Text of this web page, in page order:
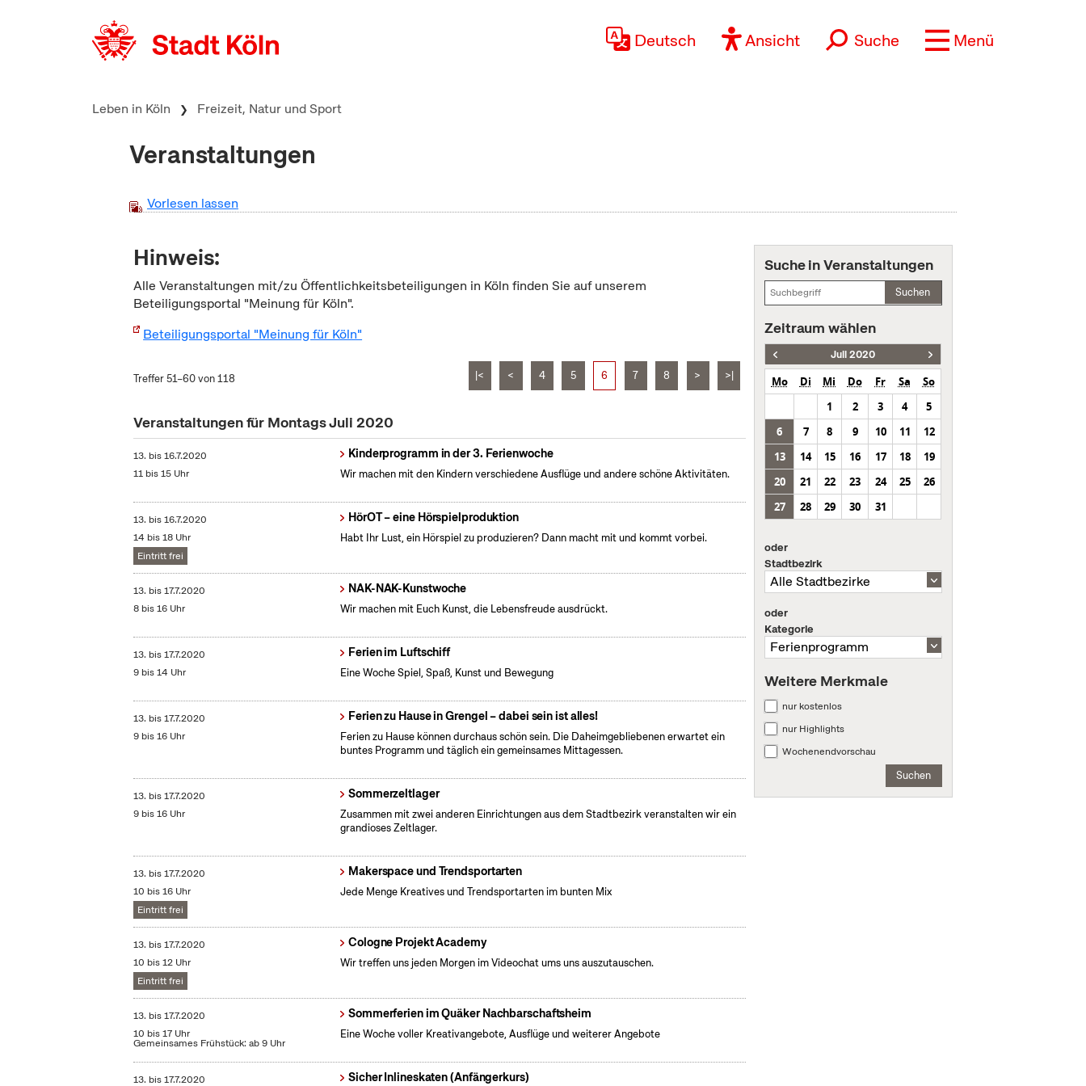
Deutsch Ansicht Suche Menü
Leben in Köln Freizeit, Natur und Sport
Veranstaltungen
Vorlesen lassen
Hinweis:
Alle Veranstaltungen mit/zu Öffentlichkeitsbeteiligungen in Köln finden Sie auf unserem
Beteiligungsportal "Meinung für Köln".
Beteiligungsportal "Meinung für Köln"
Treffer 51–60 von 118 |< < 4 5 6 7 8 > >|
Veranstaltungen für Montags Juli 2020
13. bis16.7.2020
11 bis 15 Uhr
Kinderprogramm in der 3. Ferienwoche
Wir machen mit den Kindern verschiedene Ausflüge und andere schöne Aktivitäten.
13. bis16.7.2020
14 bis 18 Uhr
Eintritt frei
HörOT – eine Hörspielproduktion
Habt Ihr Lust, ein Hörspiel zu produzieren? Dann macht mit und kommt vorbei.
13. bis17.7.2020
8 bis 16 Uhr
NAK-NAK-Kunstwoche
Wir machen mit Euch Kunst, die Lebensfreude ausdrückt.
13. bis17.7.2020
9 bis 14 Uhr
Ferien im Luftschiff
Eine Woche Spiel, Spaß, Kunst und Bewegung
13. bis17.7.2020
9 bis 16 Uhr
Ferien zu Hause in Grengel – dabei sein ist alles!
Ferien zu Hause können durchaus schön sein. Die Daheimgebliebenen erwartet ein
buntes Programm und täglich ein gemeinsames Mittagessen.
13. bis17.7.2020
9 bis 16 Uhr
Sommerzeltlager
Zusammen mit zwei anderen Einrichtungen aus dem Stadtbezirk veranstalten wir ein
grandioses Zeltlager.
13. bis17.7.2020
10 bis 16 Uhr
Eintritt frei
Makerspace und Trendsportarten
Jede Menge Kreatives und Trendsportarten im bunten Mix
13. bis17.7.2020
10 bis 12 Uhr
Eintritt frei
Cologne Projekt Academy
Wir treffen uns jeden Morgen im Videochat ums uns auszutauschen.
13. bis17.7.2020
10 bis 17 Uhr
Gemeinsames Frühstück: ab 9 Uhr
Sommerferien im Quäker Nachbarschaftsheim
Eine Woche voller Kreativangebote, Ausflüge und weiterer Angebote
13. bis17.7.2020 Sicher Inlineskaten (Anfängerkurs)
Suche in Veranstaltungen
Suchen
Zeitraum wählen
Juli 2020
Mo Di Mi Do Fr Sa
So
1
2 3 4
5
6
7 8 9 10 11
12
13
14 15 16 17 18
19
20
21 22 23 24 25
26
27
28 29 30 31
oder
Stadtbezirk
oder
Kategorie
Weitere Merkmale
nur kostenlos
nur Highlights
Wochenendvorschau
Suchen